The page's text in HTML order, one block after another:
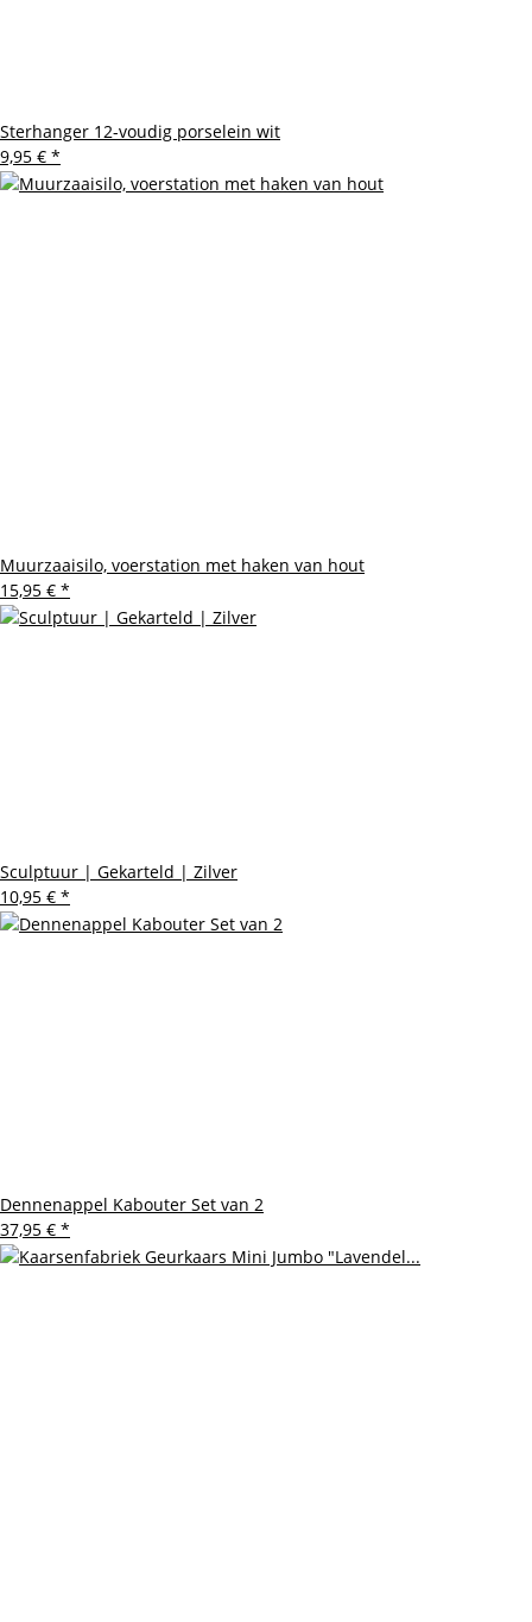
Sterhanger 12-voudig porselein wit
9,95 € *
Muurzaaisilo, voerstation met haken van hout
15,95 € *
Sculptuur | Gekarteld | Zilver
10,95 € *
Dennenappel Kabouter Set van 2
37,95 € *